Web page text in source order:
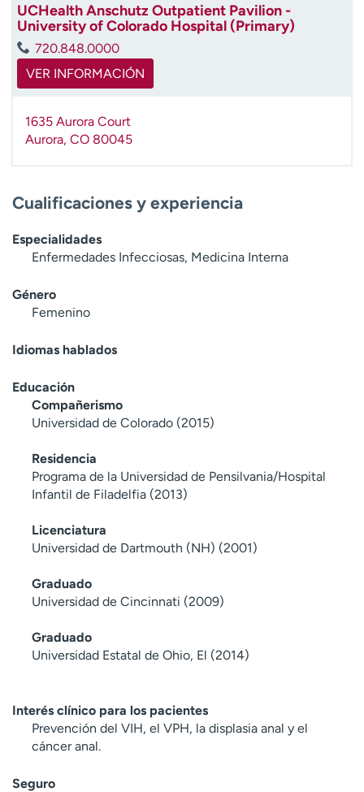
o
n
a
UCHealth Anschutz Outpatient Pavilion -
University of Colorado Hospital (Primary)
720.848.0000
VER INFORMACIÓN
1635 Aurora Court
Aurora, CO 80045
Cualificaciones y experiencia
Especialidades
Enfermedades Infecciosas, Medicina Interna
Género
Femenino
Idiomas hablados
Educación
Compañerismo
Universidad de Colorado (2015)
Residencia
Programa de la Universidad de Pensilvania/Hospital
Infantil de Filadelfia (2013)
Licenciatura
Universidad de Dartmouth (NH) (2001)
Graduado
Universidad de Cincinnati (2009)
Graduado
Universidad Estatal de Ohio, El (2014)
Interés clínico para los pacientes
Prevención del VIH, el VPH, la displasia anal y el
cáncer anal.
Seguro